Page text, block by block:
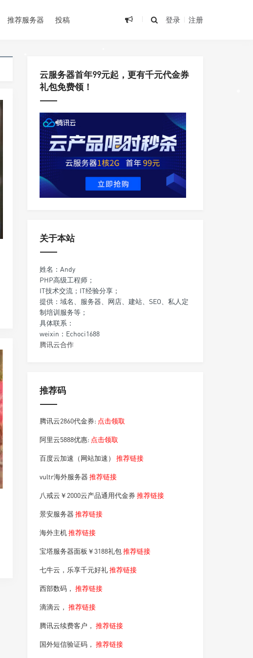
推荐服务器 投稿 登录 注册
云服务器首年99元起，更有千元代金券
礼包免费领！
关于本站
姓名：Andy
PHP高级工程师；
IT技术交流；IT经验分享；
提供：域名、服务器、网店、建站、SEO、私人定
制培训服务等；
具体联系：
weixin：Echoci1688
腾讯云合作
推荐码
腾讯云2860代金券: 点击领取
阿里云5888优惠: 点击领取
百度云加速（网站加速）推荐链接
vultr海外服务器推荐链接
八戒云￥2000云产品通用代金券推荐链接
景安服务器推荐链接
海外主机推荐链接
宝塔服务器面板￥3188礼包推荐链接
七牛云，乐享千元好礼推荐链接
西部数码，推荐链接
滴滴云，推荐链接
腾讯云续费客户，推荐链接
国外短信验证码，推荐链接
•
•